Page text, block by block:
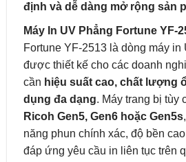
định và dễ dàng mở rộng sản
Máy In UV Phẳng Fortune YF-
Fortune YF-2513 là dòng máy
được thiết kế cho các doanh
cần hiệu suất cao, chất lượng
dụng đa dạng. Máy trang bị tùy
Ricoh Gen5, Gen6 hoặc Gen5s
năng phun chính xác, độ bền
đáp ứng yêu cầu in liên tục trên